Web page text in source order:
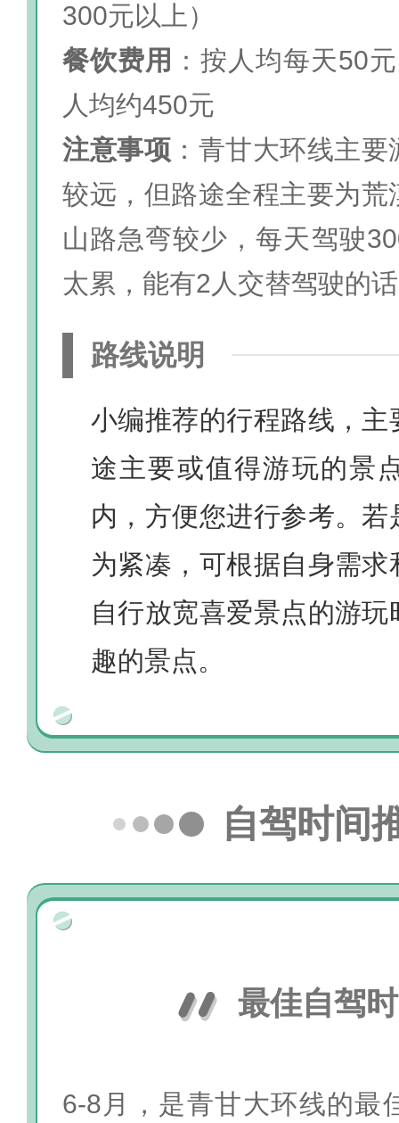
300元以上）
餐饮费用 ：按人均每天50
人均约450元
注意事项 ：青甘大环线主
较远，但路途全程主要为荒
山路急弯较少，每天驾驶
太累，能有2人交替驾驶的
路线说明
小编推荐的行程路线，
途主要或值得游玩的景
内，方便您进行参考。
为紧凑，可根据自身需
自行放宽喜爱景点的游
趣的景点。
自驾时间
最佳自驾
6-8月，是青甘大环线的最